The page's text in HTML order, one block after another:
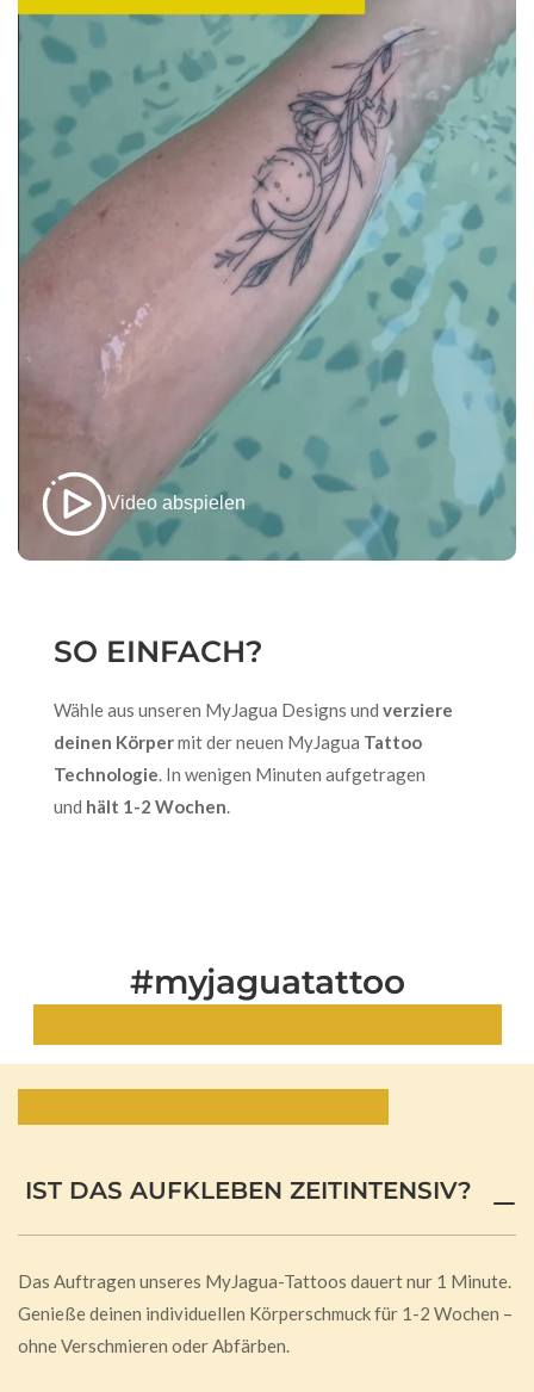
Video abspielen
SO EINFACH?
Wähle aus unseren MyJagua Designs und verziere
deinen Körpermit der neuen MyJagua Tattoo
Technologie. In wenigen Minuten aufgetragen
und hält 1-2 Wochen.
#myjaguatattoo
IST DAS AUFKLEBEN ZEITINTENSIV?
Das Auftragen unseres MyJagua-Tattoos dauert nur 1 Minute.
Genieße deinen individuellen Körperschmuck für 1-2 Wochen –
ohne Verschmieren oder Abfärben.